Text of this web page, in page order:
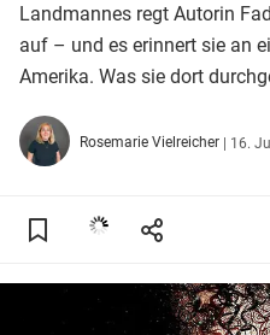
Landmannes regt Autorin
auf – und es erinnert sie an
Amerika. Was sie dort
Rosemarie Vielreicher | 16.